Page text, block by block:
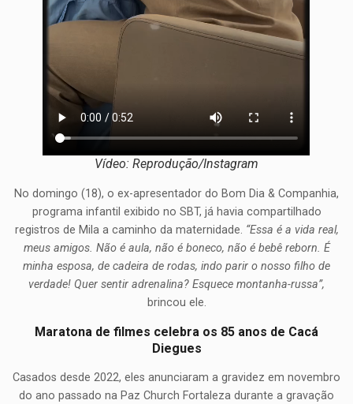
Vídeo: Reprodução/Instagram
No domingo (18), o ex-apresentador do Bom Dia & Companhia,
programa infantil exibido no SBT, já havia compartilhado
registros de Mila a caminho da maternidade. “Essa é a vida real,
meus amigos. Não é aula, não é boneco, não é bebê reborn. É
minha esposa, de cadeira de rodas, indo parir o nosso filho de
verdade! Quer sentir adrenalina? Esquece montanha-russa”,
brincou ele.
Maratona de filmes celebra os 85 anos de Cacá
Diegues
Casados desde 2022, eles anunciaram a gravidez em novembro
do ano passado na Paz Church Fortaleza durante a gravação